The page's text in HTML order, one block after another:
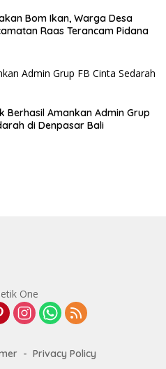
Bom Ikan, Warga Desa
Raas Terancam Pidana
Berhasil Amankan Admin Grup
di Denpasar Bali
Privacy Policy